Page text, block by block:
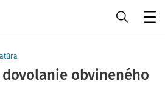
dovolanie obvineného